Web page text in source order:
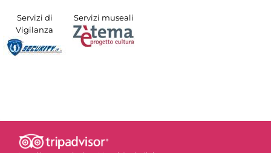
Servizi di
Vigilanza
Servizi museali